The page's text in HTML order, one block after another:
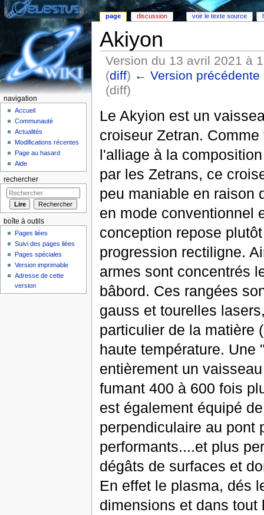
Akiyon
Version du 13 avril 2021 à
(diff) ← Version précédente
(diff)
Le Akyion est un
croiseur Zetran.
l'alliage à la
par les Zetrans, ce
peu maniable en raison
en mode conventionnel
conception repose
progression rectiligne.
armes sont concentrés
bâbord. Ces rangées
gauss et tourelles
particulier de la matière
haute température. Une
entièrement un
fumant 400 à 600 fois
est également équipé
perpendiculaire au pont
performants....et plus
dégâts de surfaces et
En effet le plasma, dés
dimensions et dans
page discussion voir le texte source
navigation
Accueil
Communauté
Actualités
Modifications récentes
Page au hasard
Aide
rechercher
boîte à outils
Pages liées
Suivi des pages liées
Pages spéciales
Version imprimable
Adresse de cette
version